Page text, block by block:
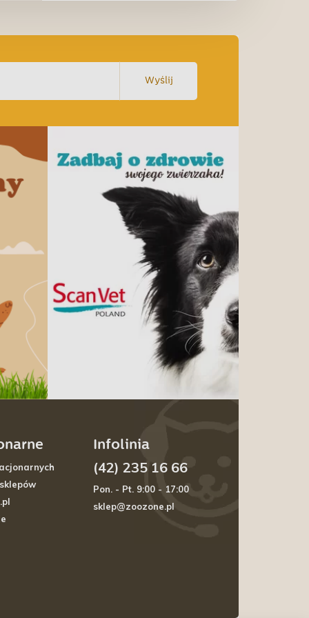
Wyślij
Infolinia
(42) 235 16 66
Pon. - Pt. 9:00 - 17:00
sklep@zoozone.pl